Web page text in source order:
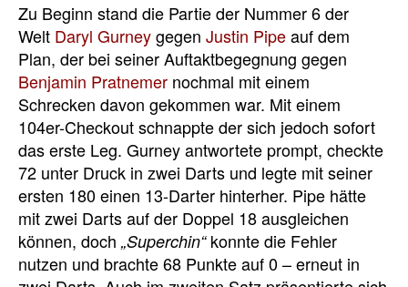
Zu Beginn stand die Partie der Nummer 6 der
Welt Daryl Gurneygegen Justin Pipeauf dem
Plan, der bei seiner Auftaktbegegnung gegen
Benjamin Pratnemer nochmal mit einem
Schrecken davon gekommen war. Mit einem
104er-Checkout schnappte der sich jedoch sofort
das erste Leg. Gurney antwortete prompt, checkte
72 unter Druck in zwei Darts und legte mit seiner
ersten 180 einen 13-Darter hinterher. Pipe hätte
mit zwei Darts auf der Doppel 18 ausgleichen
können, doch „Superchin“ konnte die Fehler
nutzen und brachte 68 Punkte auf 0 – erneut in